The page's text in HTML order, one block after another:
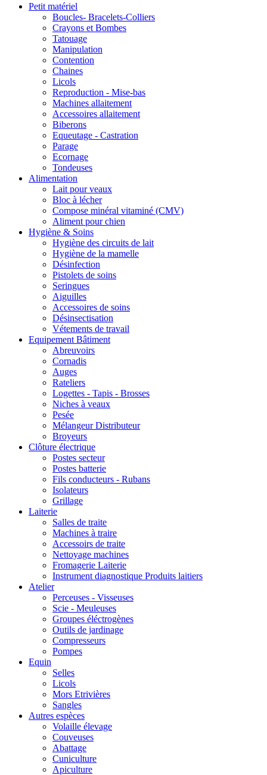
Petit matériel
Boucles- Bracelets-Colliers
Crayons et Bombes
Tatouage
Manipulation
Contention
Chaines
Licols
Reproduction - Mise-bas
Machines allaitement
Accessoires allaitement
Biberons
Equeutage - Castration
Parage
Ecornage
Tondeuses
Alimentation
Lait pour veaux
Bloc à lécher
Compose minéral vitaminé (CMV)
Aliment pour chien
Hygiène & Soins
Hygiène des circuits de lait
Hygiène de la mamelle
Désinfection
Pistolets de soins
Seringues
Aiguilles
Accessoires de soins
Désinsectisation
Vétements de travail
Equipement Bâtiment
Abreuvoirs
Cornadis
Auges
Rateliers
Logettes - Tapis - Brosses
Niches à veaux
Pesée
Mélangeur Distributeur
Broyeurs
Clôture électrique
Postes secteur
Postes batterie
Fils conducteurs - Rubans
Isolateurs
Grillage
Laiterie
Salles de traite
Machines à traire
Accessoirs de traite
Nettoyage machines
Fromagerie Laiterie
Instrument diagnostique Produits laitiers
Atelier
Perceuses - Visseuses
Scie - Meuleuses
Groupes éléctrogènes
Outils de jardinage
Compresseurs
Pompes
Equin
Selles
Licols
Mors Etrivières
Sangles
Autres espèces
Volaille élevage
Couveuses
Abattage
Cuniculture
Apiculture